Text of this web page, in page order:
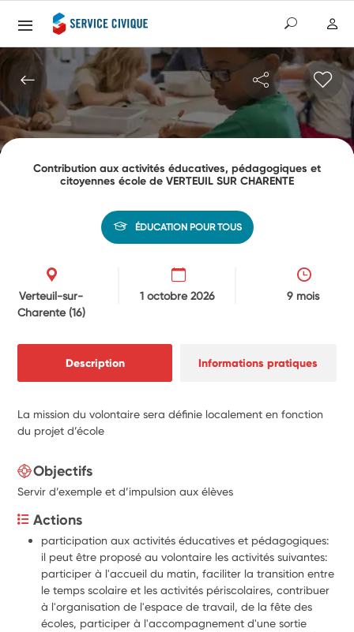
Contribution aux activités éducatives, pédagogiques et
citoyennes école de VERTEUIL SUR CHARENTE
ÉDUCATION POUR TOUS
Verteuil-sur-
Charente(16)
1 octobre 2026 9 mois
Description Informations pratiques
La mission du volontaire sera définie localement en fonction
du projet d’école
Objectifs
Servir d’exemple et d’impulsion aux élèves
Actions
participation aux activités éducatives et pédagogiques:
il peut être proposé au volontaire les activités suivantes:
participer à l'accueil du matin, faciliter la transition entre
le temps scolaire et les activités périscolaires, contribuer
à l'organisation de l'espace de travail, de la fête des
écoles, participer à l'accompagnement d'une sortie